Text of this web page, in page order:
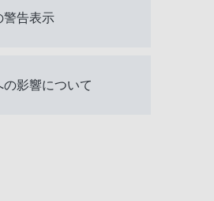
警告表示
影響について